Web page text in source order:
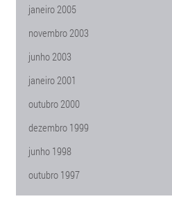
janeiro 2005
novembro 2003
junho 2003
janeiro 2001
outubro 2000
dezembro 1999
junho 1998
outubro 1997